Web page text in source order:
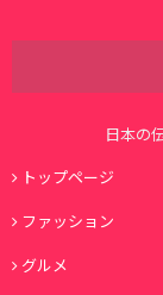
日本の
トップページ
ファッション
グルメ